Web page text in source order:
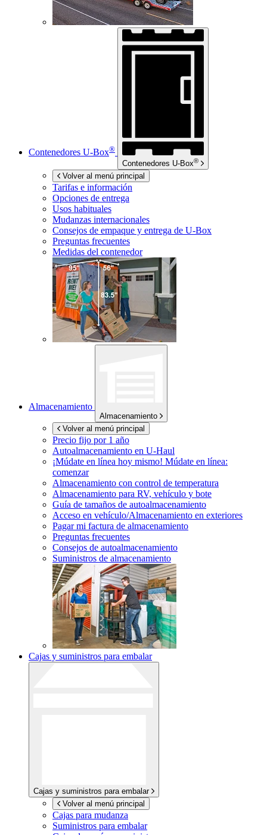
Contenedores U-Box®
Contenedores U-Box®
Volver al menú principal
Tarifas e información
Opciones de entrega
Usos habituales
Mudanzas internacionales
Consejos de empaque y entrega de U-Box
Preguntas frecuentes
Medidas del contenedor
Almacenamiento
Almacenamiento
Volver al menú principal
Precio fijo por 1 año
Autoalmacenamiento en U-Haul
¡Múdate en línea hoy mismo! Múdate en línea:
comenzar
Almacenamiento con control de temperatura
Almacenamiento para RV, vehículo y bote
Guía de tamaños de autoalmacenamiento
Acceso en vehículo/Almacenamiento en exteriores
Pagar mi factura de almacenamiento
Preguntas frecuentes
Consejos de autoalmacenamiento
Suministros de almacenamiento
Cajas y suministros para embalar
Cajas y suministros para embalar
Volver al menú principal
Cajas para mudanza
Suministros para embalar